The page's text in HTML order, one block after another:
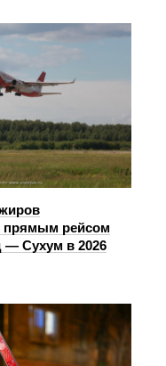
прямым рейсом
— Сухум в 2026